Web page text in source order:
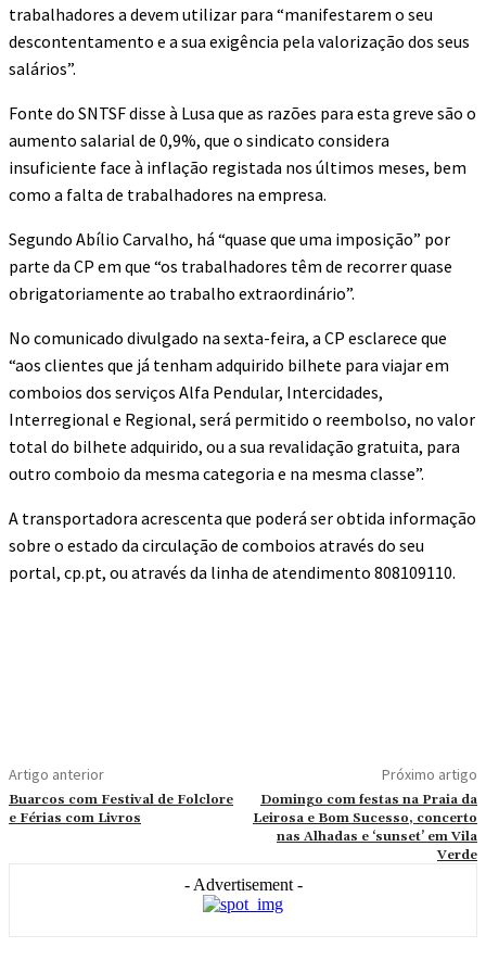
trabalhadores a devem utilizar para “manifestarem o seu
descontentamento e a sua exigência pela valorização dos seus
salários”.
Fonte do SNTSF disse à Lusa que as razões para esta greve são o
aumento salarial de 0,9%, que o sindicato considera
insuficiente face à inflação registada nos últimos meses, bem
como a falta de trabalhadores na empresa.
Segundo Abílio Carvalho, há “quase que uma imposição” por
parte da CP em que “os trabalhadores têm de recorrer quase
obrigatoriamente ao trabalho extraordinário”.
No comunicado divulgado na sexta-feira, a CP esclarece que
“aos clientes que já tenham adquirido bilhete para viajar em
comboios dos serviços Alfa Pendular, Intercidades,
Interregional e Regional, será permitido o reembolso, no valor
total do bilhete adquirido, ou a sua revalidação gratuita, para
outro comboio da mesma categoria e na mesma classe”.
A transportadora acrescenta que poderá ser obtida informação
sobre o estado da circulação de comboios através do seu
portal, cp.pt, ou através da linha de atendimento 808109110.
Artigo anterior
Buarcos com Festival de Folclore
e Férias com Livros
Próximo artigo
Domingo com festas na Praia da
Leirosa e Bom Sucesso, concerto
nas Alhadas e ‘sunset’ em Vila
Verde
- Advertisement -